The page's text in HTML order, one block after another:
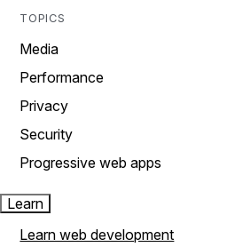
TOPICS
Media
Performance
Privacy
Security
Progressive web apps
Learn
Learn web development